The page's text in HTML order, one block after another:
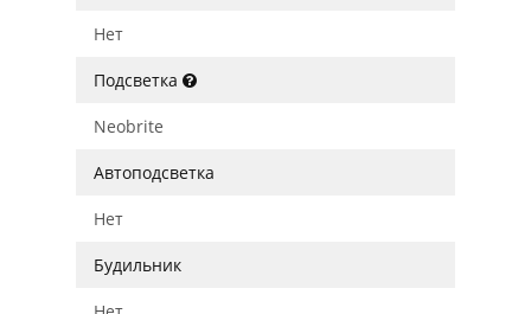
Нет
Подсветка
Neobrite
Автоподсветка
Нет
Будильник